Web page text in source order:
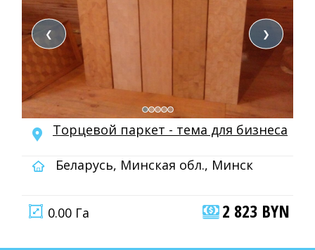
❮ ❯
Торцевой паркет - тема для бизнеса
Беларусь, Минская обл., Минск
0.00 Га 2 823 BYN